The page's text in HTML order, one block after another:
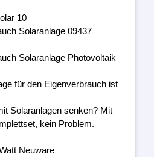
10
Solaranlage 09437
Solaranlage Photovoltaik
für den Eigenverbrauch ist
Solaranlagen senken? Mit
kein Problem.
Neuware